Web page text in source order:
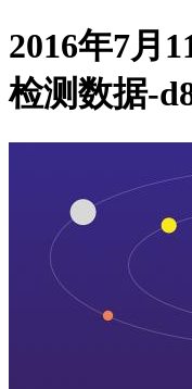
2016年7月
检测数据-